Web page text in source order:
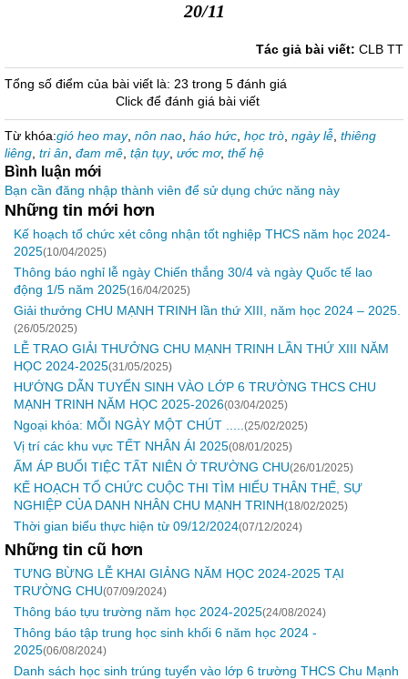
20/11
Tác giả bài viết: CLB TT
Tổng số điểm của bài viết là: 23 trong 5 đánh giá
Click để đánh giá bài viết
Từ khóa:gió heo may, nôn nao háo hức học trò ngày lễ thiêng
liêng tri ân đam mê tận tụy, ước mơ, thế hệ
Bình luận mới
Bạn cần đăng nhập thành viên để sử dụng chức năng này
Những tin mới hơn
Kế hoạch tổ chức xét công nhận tốt nghiệp THCS năm học 2024-
2025(10/04/2025)
Thông báo nghỉ lễ ngày Chiến thắng 30/4 và ngày Quốc tế lao
động 1/5 năm 2025(16/04/2025)
Giải thưởng CHU MẠNH TRINH lần thứ XIII, năm học 2024 – 2025.
(26/05/2025)
LỄ TRAO GIẢI THƯỞNG CHU MẠNH TRINH LẦN THỨ XIII NĂM
HỌC 2024-2025(31/05/2025)
HƯỚNG DẪN TUYỂN SINH VÀO LỚP 6 TRƯỜNG THCS CHU
MẠNH TRINH NĂM HỌC 2025-2026(03/04/2025)
Ngoại khóa: MỖI NGÀY MỘT CHÚT ..... (25/02/2025)
Vị trí các khu vực TẾT NHÂN ÁI 2025(08/01/2025)
ẤM ÁP BUỔI TIỆC TẤT NIÊN Ở TRƯỜNG CHU(26/01/2025)
KẾ HOẠCH TỔ CHỨC CUỘC THI TÌM HIỂU THÂN THẾ, SỰ
NGHIỆP CỦA DANH NHÂN CHU MẠNH TRINH(18/02/2025)
Thời gian biểu thực hiện từ 09/12/2024(07/12/2024)
Những tin cũ hơn
TƯNG BỪNG LỄ KHAI GIẢNG NĂM HỌC 2024-2025 TẠI
TRƯỜNG CHU(07/09/2024)
Thông báo tựu trường năm học 2024-2025(24/08/2024)
Thông báo tập trung học sinh khối 6 năm học 2024 -
2025(06/08/2024)
Danh sách học sinh trúng tuyển vào lớp 6 trường THCS Chu Mạnh